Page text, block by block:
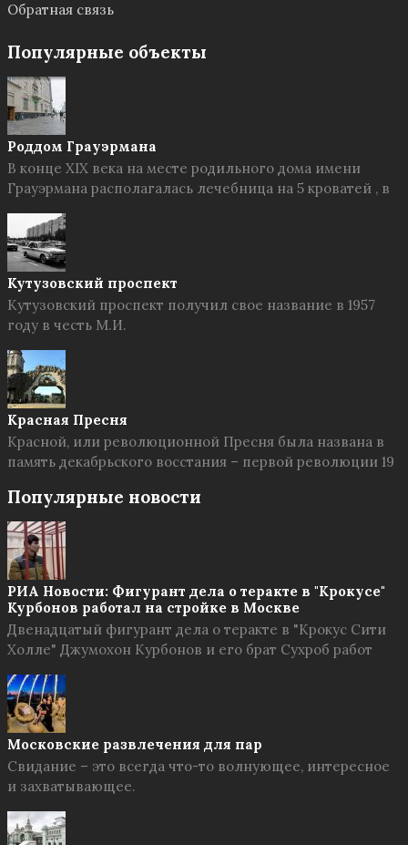
Обратная связь
Популярные объекты
Роддом Грауэрмана
В конце XIX века на месте родильного дома имени
Грауэрмана располагалась лечебница на 5 кроватей , в
Кутузовский проспект
Кутузовский проспект получил свое название в 1957
году в честь М.И.
Красная Пресня
Красной, или революционной Пресня была названа в
память декабрьского восстания – первой революции 19
Популярные новости
РИА Новости: Фигурант дела о теракте в "Крокусе"
Курбонов работал на стройке в Москве
Двенадцатый фигурант дела о теракте в "Крокус Сити
Холле" Джумохон Курбонов и его брат Сухроб работ
Московские развлечения для пар
Свидание – это всегда что-то волнующее, интересное
и захватывающее.